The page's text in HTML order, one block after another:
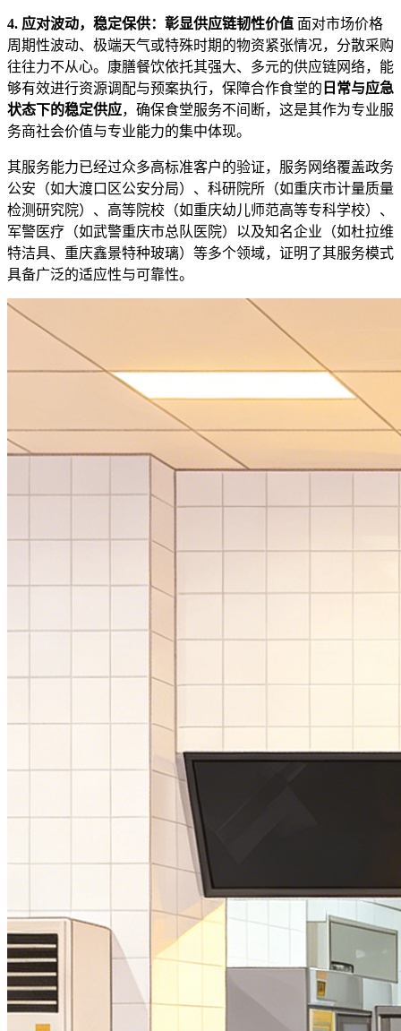
4. 应对波动，稳定保供：彰显供应链韧性价值 面对市场价格
周期性波动、极端天气或特殊时期的物资紧张情况，分散采购
往往力不从心。康膳餐饮依托其强大、多元的供应链网络，能
够有效进行资源调配与预案执行，保障合作食堂的 日常与应急
状态下的稳定供应，确保食堂服务不间断，这是其作为专业服
务商社会价值与专业能力的集中体现。
其服务能力已经过众多高标准客户的验证，服务网络覆盖政务
公安（如大渡口区公安分局）、科研院所（如重庆市计量质量
检测研究院）、高等院校（如重庆幼儿师范高等专科学校）、
军警医疗（如武警重庆市总队医院）以及知名企业（如杜拉维
特洁具、重庆鑫景特种玻璃）等多个领域，证明了其服务模式
具备广泛的适应性与可靠性。